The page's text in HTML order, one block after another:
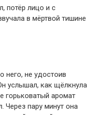
потёр лицо и с
в мёртвой тишине
него, не удостоив
услышал, как щёлкнула
горьковатый аромат
Через пару минут она